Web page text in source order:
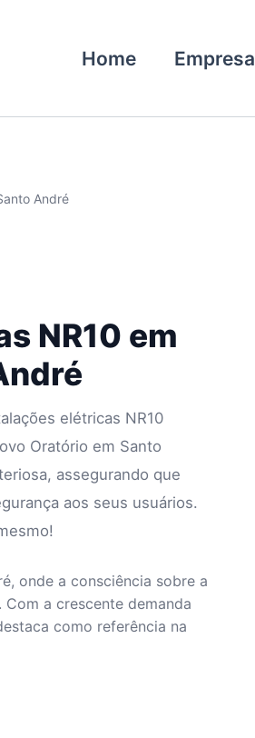
Home Empresa
André
NR10 em
elétricas NR10
Oratório em Santo
assegurando que
aos seus usuários.
onde a consciência sobre a
a crescente demanda
como referência na